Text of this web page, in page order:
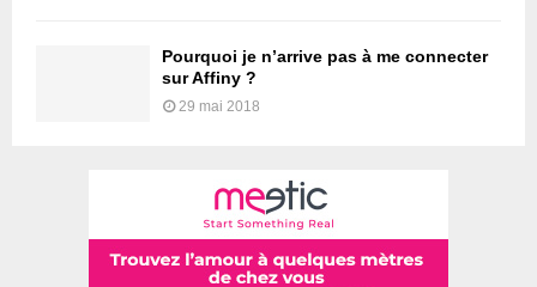
Pourquoi je n’arrive pas à me connecter
sur Affiny ?
29 mai 2018